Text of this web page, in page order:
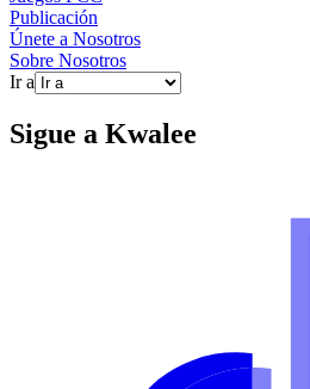
Publicación
Únete a Nosotros
Sobre Nosotros
Ir a
Sigue a Kwalee